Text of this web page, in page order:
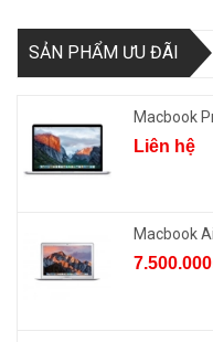
SẢN PHẨM ƯU ĐÃI
Macbook
Liên hệ
Macbook